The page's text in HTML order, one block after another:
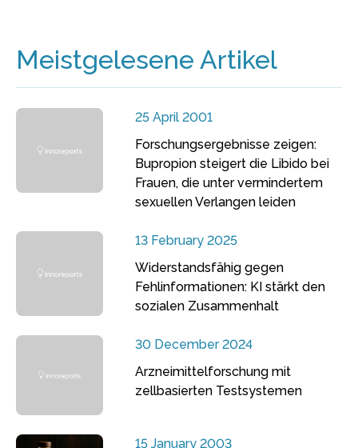
Meistgelesene Artikel
25 April 2001
Forschungsergebnisse zeigen:
Bupropion steigert die Libido bei
Frauen, die unter vermindertem
sexuellen Verlangen leiden
13 February 2025
Widerstandsfähig gegen
Fehlinformationen: KI stärkt den
sozialen Zusammenhalt
30 December 2024
Arzneimittelforschung mit
zellbasierten Testsystemen
15 January 2003